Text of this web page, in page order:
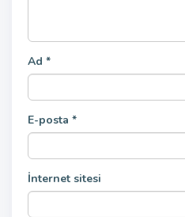
Ad *
E-posta *
İnternet sitesi